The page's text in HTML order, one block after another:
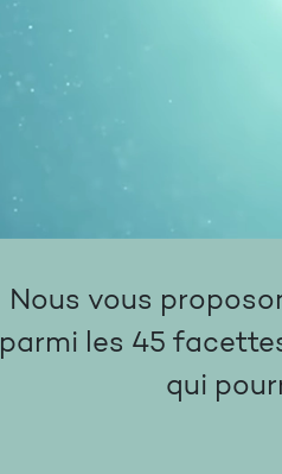
Nous vous
parmi les 45
qui